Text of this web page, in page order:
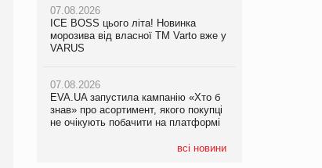
07.08.2026
ICE BOSS цього літа! Новинка
морозива від власної ТМ Varto вже у
VARUS
07.08.2026
EVA.UA запустила кампанію «Хто б
знав» про асортимент, якого покупці
не очікують побачити на платформі
всі новини
07.08.2026
ICE BOSS цього літа! Новинка
морозива від власної ТМ Varto вже у
VARUS
07.08.2026
EVA.UA запустила кампанію «Хто б
знав» про асортимент, якого покупці
не очікують побачити на платформі
07.08.2026
Франція заборонила рекламні дзвінки